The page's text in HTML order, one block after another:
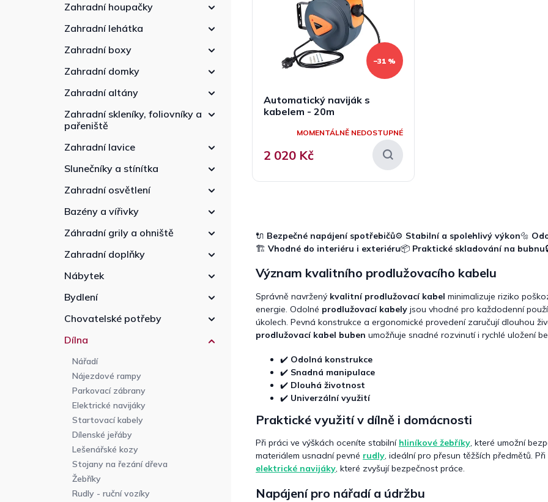
Zahradní houpačky
Zahradní lehátka
Zahradní boxy
Zahradní domky
Zahradní altány
Zahradní skleníky, foliovníky a
pařeniště
Zahradní lavice
Slunečníky a stínítka
Zahradní osvětlení
Bazény a vířivky
Záhradní grily a ohniště
Zahradní doplňky
Nábytek
Bydlení
Chovatelské potřeby
Dílna
Nářadí
Nájezdové rampy
Parkovací zábrany
Elektrické navijáky
Startovací kabely
Dílenské jeřáby
Lešenářské kozy
Stojany na řezání dřeva
Žebříky
Rudly - ruční vozíky
–31 %
Automatický naviják s
kabelem - 20m
MOMENTÁLNĚ NEDOSTUPNÉ
2 020 Kč
á
d
p
r
v
k
🔌 Bezpečné napájení spotřebičů⚙️ Stabilní a spolehlivý výkon🔩
🏗️ Vhodné do interiéru i exteriéru📦 Praktické skladování na bubnu
Význam kvalitního prodlužovacího kabelu
Správně navržený kvalitní prodlužovací kabel minimalizuje riziko
energie. Odolné prodlužovací kabely jsou vhodné pro každodenní
úkolech. Pevná konstrukce a ergonomické provedení zaručují dlouhou
prodlužovací kabel buben umožňuje snadné rozvinutí i rychlé uložení
✔️ Odolná konstrukce
✔️ Snadná manipulace
✔️ Dlouhá životnost
✔️ Univerzální využití
Praktické využití v dílně i domácnosti
Při práci ve výškách oceníte stabilní hliníkové žebříky, které umožní
materiálem usnadní pevné rudly, ideální pro přesun těžších předmětů.
elektrické navijáky, které zvyšují bezpečnost práce.
Napájení pro nářadí a údržbu